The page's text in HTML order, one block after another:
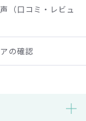
（口コミ・レビュ
の確認